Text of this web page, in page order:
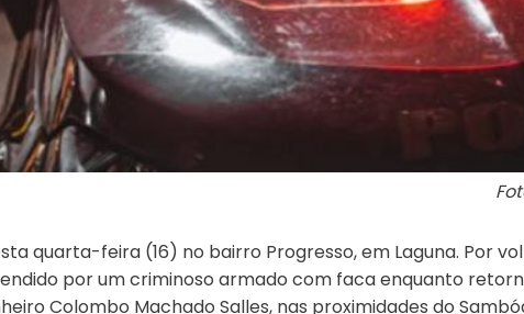
quarta-feira (16) no bairro Progresso, em Laguna. Por
por um criminoso armado com faca enquanto
Colombo Machado Salles, nas proximidades do